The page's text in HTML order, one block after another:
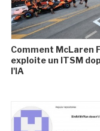
Comment McLaren
exploite un ITSM
l'IA